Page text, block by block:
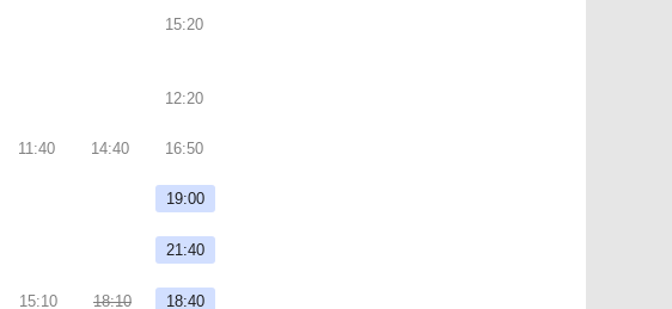
15:20
12:20
11:40 14:40 16:50
19:00
21:40
15:10 18:10 18:40